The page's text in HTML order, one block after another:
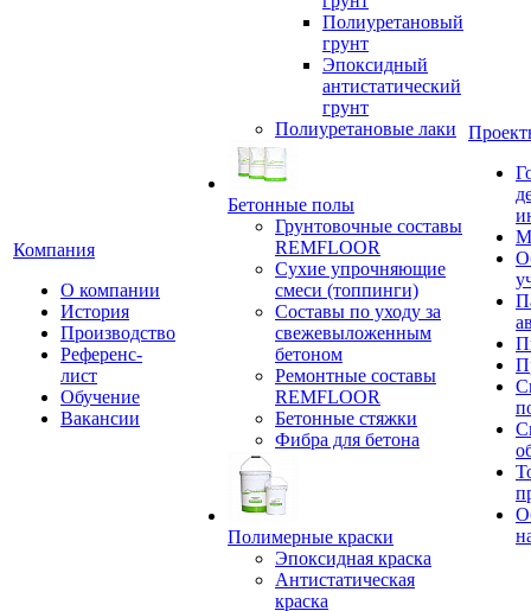
Компания
О компании
История
Производство
Референс-
лист
Обучение
Вакансии
Полиуретановый
грунт
Эпоксидный
антистатический
грунт
Полиуретановые лаки
Бетонные полы
Грунтовочные составы
REMFLOOR
Сухие упрочняющие
смеси (топпинги)
Составы по уходу за
свежевыложенным
бетоном
Ремонтные составы
REMFLOOR
Бетонные стяжки
Фибра для бетона
Полимерные краски
Эпоксидная краска
Антистатическая
краска